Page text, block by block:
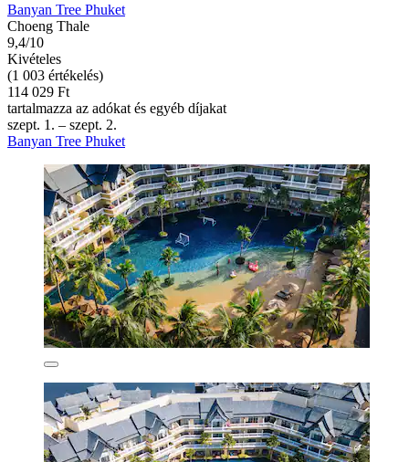
Banyan Tree Phuket
Choeng Thale
9,4/10
Kivételes
(1 003 értékelés)
114 029 Ft
tartalmazza az adókat és egyéb díjakat
szept. 1. – szept. 2.
Banyan Tree Phuket